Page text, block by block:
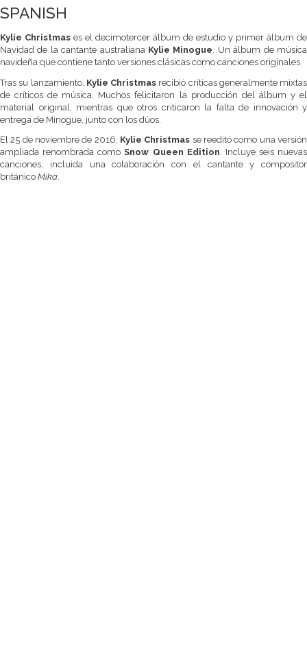
SPANISH
Kylie Christmas es el decimotercer álbum de estudio y primer álbum de
Navidad de la cantante australiana Kylie Minogue . Un álbum de música
navideña que contiene tanto versiones clásicas como canciones originales.
Tras su lanzamiento, Kylie Christmas recibió críticas generalmente mixtas
de críticos de música. Muchos felicitaron la producción del álbum y el
material original, mientras que otros criticaron la falta de innovación y
entrega de Minogue, junto con los dúos.
El 25 de noviembre de 2016, Kylie Christmas se reeditó como una versión
ampliada renombrada comoSnow Queen Edition. Incluye seis nuevas
canciones, incluida una colaboración con el cantante y compositor
británico Mika.